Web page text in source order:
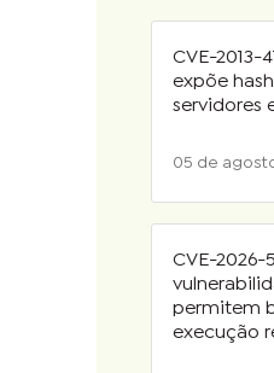
CVE-2013-
expõe
servidores
05 de
CVE-2026-
permitem
execução